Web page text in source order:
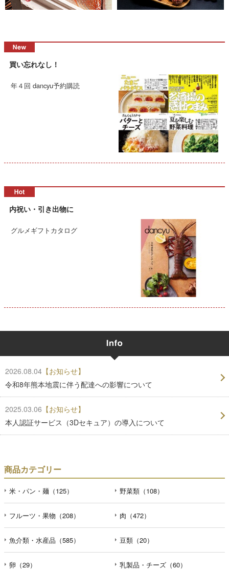
買い忘れなし！
年４回 dancyu予約購読
内祝い・引き出物に
グルメギフトカタログ
2026.08.04 【お知らせ】
令和8年熊本地震に伴う配達への影響について
2025.03.06 【お知らせ】
本人認証サービス（3Dセキュア）の導入について
商品カテゴリー
米・パン・麺（125） 野菜類（108）
フルーツ・果物（208） 肉（472）
魚介類・水産品（585） 豆類（20）
卵（29） 乳製品・チーズ（60）